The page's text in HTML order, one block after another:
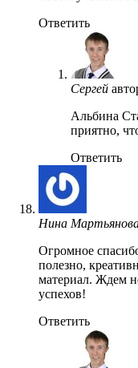
Ответить
Сергей
Альбина
приятно,
Ответить
Нина
Огромное
полезно,
материал. Ждем
успехов!
Ответить